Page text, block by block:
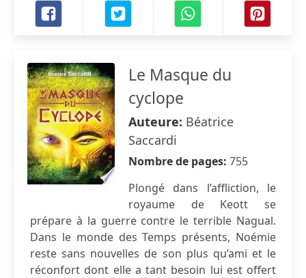
Le Masque du
cyclope
Auteure: Béatrice
Saccardi
Nombre de pages: 755
Plongé dans l’affliction, le
royaume de Keott se
prépare à la guerre contre le terrible Nagual.
Dans le monde des Temps présents, Noémie
reste sans nouvelles de son plus qu’ami et le
réconfort dont elle a tant besoin lui est offert